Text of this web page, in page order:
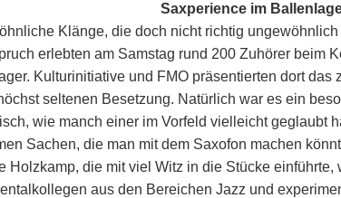
Saxperience im
Klänge, die doch nicht richtig
erlebten am Samstag rund 200 Zuhörer beim
Kulturinitiative und FMO präsentierten dort
seltenen Besetzung. Natürlich war es ein
wie manch einer im Vorfeld vielleicht geglaubt
Sachen, die man mit dem Saxofon machen
Holzkamp, die mit viel Witz in die Stücke
aus den Bereichen Jazz und